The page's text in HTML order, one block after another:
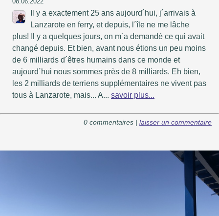
Il y a exactement 25 ans aujourd´hui, j´arrivais à
Lanzarote en ferry, et depuis, l´île ne me lâche
plus! Il y a quelques jours, on m´a demandé ce qui avait
changé depuis. Et bien, avant nous étions un peu moins
de 6 milliards d´êtres humains dans ce monde et
aujourd´hui nous sommes près de 8 milliards. Eh bien,
les 2 milliards de terriens supplémentaires ne vivent pas
tous à Lanzarote, mais... A... savoir plus...
0 commentaires | laisser un commentaire